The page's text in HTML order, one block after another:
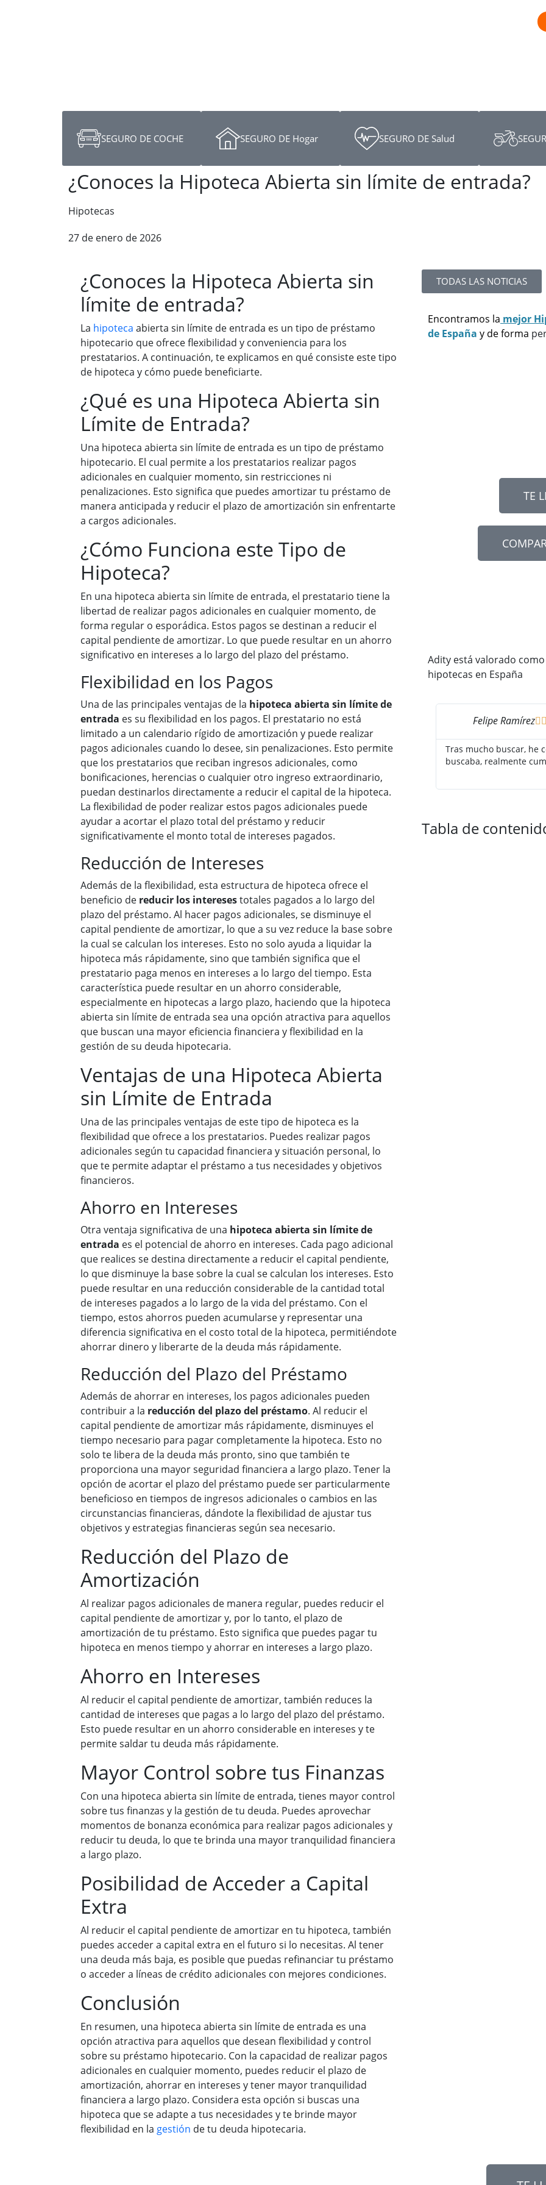
SEGURO DE COCHE SEGURO DE Hogar SEGURO DE Salud
¿Conoces la Hipoteca Abierta sin límite de entrada?
Hipotecas
27 de enero de 2026
¿Conoces la Hipoteca Abierta sin
límite de entrada?
La hipoteca abierta sin límite de entrada es un tipo de préstamo
hipotecario que ofrece flexibilidad y conveniencia para los
prestatarios. A continuación, te explicamos en qué consiste este tipo
de hipoteca y cómo puede beneficiarte.
¿Qué es una Hipoteca Abierta sin
Límite de Entrada?
Una hipoteca abierta sin límite de entrada es un tipo de préstamo
hipotecario. El cual permite a los prestatarios realizar pagos
adicionales en cualquier momento, sin restricciones ni
penalizaciones. Esto significa que puedes amortizar tu préstamo de
manera anticipada y reducir el plazo de amortización sin enfrentarte
a cargos adicionales.
¿Cómo Funciona este Tipo de
Hipoteca?
En una hipoteca abierta sin límite de entrada, el prestatario tiene la
libertad de realizar pagos adicionales en cualquier momento, de
forma regular o esporádica. Estos pagos se destinan a reducir el
capital pendiente de amortizar. Lo que puede resultar en un ahorro
significativo en intereses a lo largo del plazo del préstamo.
Flexibilidad en los Pagos
Una de las principales ventajas de la hipoteca abierta sin límite de
entrada es su flexibilidad en los pagos. El prestatario no está
limitado a un calendario rígido de amortización y puede realizar
pagos adicionales cuando lo desee, sin penalizaciones. Esto permite
que los prestatarios que reciban ingresos adicionales, como
bonificaciones, herencias o cualquier otro ingreso extraordinario,
puedan destinarlos directamente a reducir el capital de la hipoteca.
La flexibilidad de poder realizar estos pagos adicionales puede
ayudar a acortar el plazo total del préstamo y reducir
significativamente el monto total de intereses pagados.
Reducción de Intereses
Además de la flexibilidad, esta estructura de hipoteca ofrece el
beneficio de reducir los interesestotales pagados a lo largo del
plazo del préstamo. Al hacer pagos adicionales, se disminuye el
capital pendiente de amortizar, lo que a su vez reduce la base sobre
la cual se calculan los intereses. Esto no solo ayuda a liquidar la
hipoteca más rápidamente, sino que también significa que el
prestatario paga menos en intereses a lo largo del tiempo. Esta
característica puede resultar en un ahorro considerable,
especialmente en hipotecas a largo plazo, haciendo que la hipoteca
abierta sin límite de entrada sea una opción atractiva para aquellos
que buscan una mayor eficiencia financiera y flexibilidad en la
gestión de su deuda hipotecaria.
Ventajas de una Hipoteca Abierta
sin Límite de Entrada
Una de las principales ventajas de este tipo de hipoteca es la
flexibilidad que ofrece a los prestatarios. Puedes realizar pagos
adicionales según tu capacidad financiera y situación personal, lo
que te permite adaptar el préstamo a tus necesidades y objetivos
financieros.
Ahorro en Intereses
Otra ventaja significativa de una hipoteca abierta sin límite de
entrada es el potencial de ahorro en intereses. Cada pago adicional
que realices se destina directamente a reducir el capital pendiente,
lo que disminuye la base sobre la cual se calculan los intereses. Esto
puede resultar en una reducción considerable de la cantidad total
de intereses pagados a lo largo de la vida del préstamo. Con el
tiempo, estos ahorros pueden acumularse y representar una
diferencia significativa en el costo total de la hipoteca, permitiéndote
ahorrar dinero y liberarte de la deuda más rápidamente.
Reducción del Plazo del Préstamo
Además de ahorrar en intereses, los pagos adicionales pueden
contribuir a la reducción del plazo del préstamo. Al reducir el
capital pendiente de amortizar más rápidamente, disminuyes el
tiempo necesario para pagar completamente la hipoteca. Esto no
solo te libera de la deuda más pronto, sino que también te
proporciona una mayor seguridad financiera a largo plazo. Tener la
opción de acortar el plazo del préstamo puede ser particularmente
beneficioso en tiempos de ingresos adicionales o cambios en las
circunstancias financieras, dándote la flexibilidad de ajustar tus
objetivos y estrategias financieras según sea necesario.
Reducción del Plazo de
Amortización
Al realizar pagos adicionales de manera regular, puedes reducir el
capital pendiente de amortizar y, por lo tanto, el plazo de
amortización de tu préstamo. Esto significa que puedes pagar tu
hipoteca en menos tiempo y ahorrar en intereses a largo plazo.
Ahorro en Intereses
Al reducir el capital pendiente de amortizar, también reduces la
cantidad de intereses que pagas a lo largo del plazo del préstamo.
Esto puede resultar en un ahorro considerable en intereses y te
permite saldar tu deuda más rápidamente.
Mayor Control sobre tus Finanzas
Con una hipoteca abierta sin límite de entrada, tienes mayor control
sobre tus finanzas y la gestión de tu deuda. Puedes aprovechar
momentos de bonanza económica para realizar pagos adicionales y
reducir tu deuda, lo que te brinda una mayor tranquilidad financiera
a largo plazo.
Posibilidad de Acceder a Capital
Extra
Al reducir el capital pendiente de amortizar en tu hipoteca, también
puedes acceder a capital extra en el futuro si lo necesitas. Al tener
una deuda más baja, es posible que puedas refinanciar tu préstamo
o acceder a líneas de crédito adicionales con mejores condiciones.
Conclusión
En resumen, una hipoteca abierta sin límite de entrada es una
opción atractiva para aquellos que desean flexibilidad y control
sobre su préstamo hipotecario. Con la capacidad de realizar pagos
adicionales en cualquier momento, puedes reducir el plazo de
amortización, ahorrar en intereses y tener mayor tranquilidad
financiera a largo plazo. Considera esta opción si buscas una
hipoteca que se adapte a tus necesidades y te brinde mayor
flexibilidad en la gestión de tu deuda hipotecaria.
TODAS LAS NOTICIAS
Encontramos la mejor
de España y de forma
TE
Adity está valorado
hipotecas en España
Felipe Ramírez
Tras mucho buscar, he
buscaba, realmente
Tabla de